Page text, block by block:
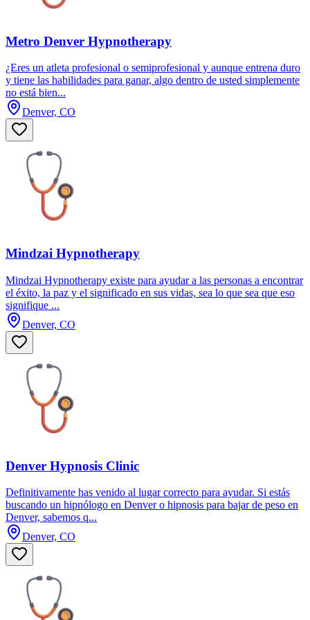
Metro Denver Hypnotherapy
¿Eres un atleta profesional o semiprofesional y aunque entrena duro
y tiene las habilidades para ganar, algo dentro de usted simplemente
no está bien...
Denver, CO
Mindzai Hypnotherapy
Mindzai Hypnotherapy existe para ayudar a las personas a encontrar
el éxito, la paz y el significado en sus vidas, sea lo que sea que eso
signifique ...
Denver, CO
Denver Hypnosis Clinic
Definitivamente has venido al lugar correcto para ayudar. Si estás
buscando un hipnólogo en Denver o hipnosis para bajar de peso en
Denver, sabemos q...
Denver, CO